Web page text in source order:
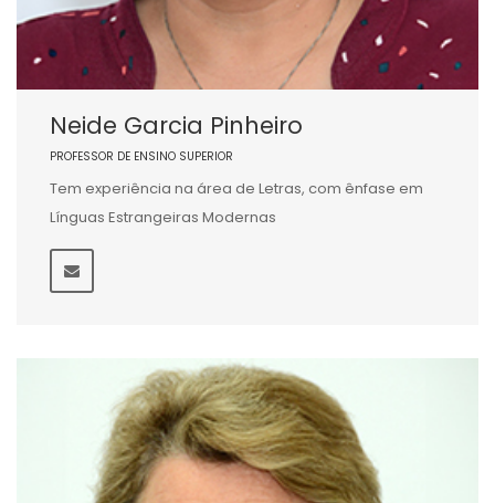
Neide Garcia Pinheiro
PROFESSOR DE ENSINO SUPERIOR
Tem experiência na área de Letras, com ênfase em
Línguas Estrangeiras Modernas